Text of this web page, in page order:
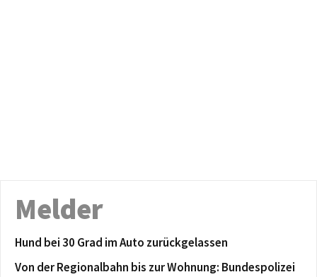
Melder
Hund bei 30 Grad im Auto zurückgelassen
Von der Regionalbahn bis zur Wohnung: Bundespolizei